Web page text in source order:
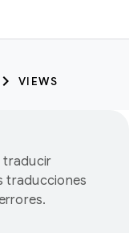
VIEWS
traducir
traducciones